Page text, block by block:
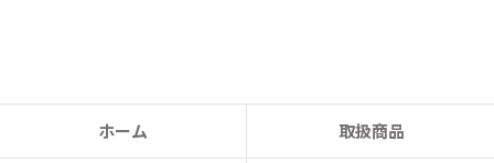
ホーム 取扱商品